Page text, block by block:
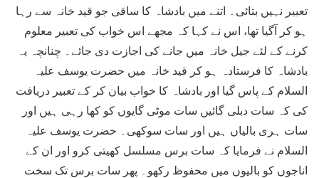
تعبیر نہیں بتائی۔ اتنے میں بادشاہ کا ساقی جو قید خانہ سے رہا
ہو کر آگیا تھا، اس نے کہا کہ مجھے اس خواب کی تعبیر معلوم
کرنے کے لئے جیل خانہ میں جانے کی اجازت دی جائے۔ چنانچہ یہ
بادشاہ کا فرستادہ ہو کر قید خانہ میں حضرت یوسف علیہ
السلام کے پاس گیا اور بادشاہ کا خواب بیان کر کے تعبیر دریافت
کی کہ سات دبلی گائیں سات موٹی گایوں کو کھا رہی ہیں اور
سات ہری بالیاں ہیں اور سات سوکھی۔ حضرت یوسف علیہ
السلام نے فرمایا کہ سات برس مسلسل کھیتی کرو اور ان کے
اناجوں کو بالیوں میں محفوظ رکھو۔ پھر سات برس تک سخت